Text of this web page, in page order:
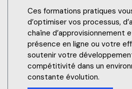
Ces formations pratiques
d’optimiser vos processus,
chaîne d’approvisionnement
présence en ligne ou votre
soutenir votre
compétitivité dans un
constante évolution.